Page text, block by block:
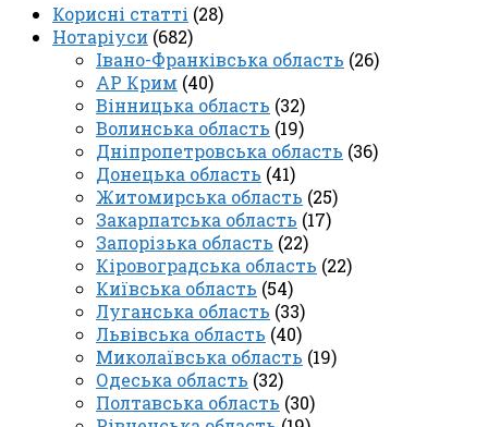
Корисні статті (28)
Нотаріуси (682)
Івано-Франківська область (26)
АР Крим (40)
Вінницька область (32)
Волинська область (19)
Дніпропетровська область (36)
Донецька область (41)
Житомирська область (25)
Закарпатська область (17)
Запорізька область (22)
Кіровоградська область (22)
Київська область (54)
Луганська область (33)
Львівська область (40)
Миколаївська область (19)
Одеська область (32)
Полтавська область (30)